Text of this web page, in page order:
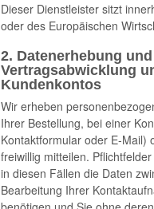
Dieser Dienstleister sitzt
oder des Europäischen
2. Datenerhebung
Vertragsabwicklung
Kundenkontos
Wir erheben
Ihrer Bestellung, bei einer
Kontaktformular oder E-Mail)
freiwillig mitteilen.
in diesen Fällen die Daten
Bearbeitung Ihrer